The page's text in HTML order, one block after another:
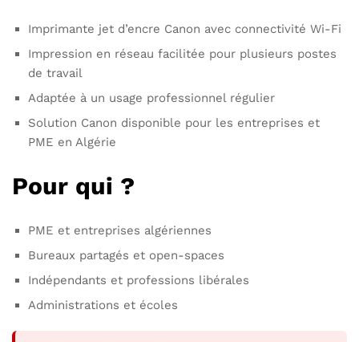
Imprimante jet d’encre Canon avec connectivité Wi-Fi
Impression en réseau facilitée pour plusieurs postes
de travail
Adaptée à un usage professionnel régulier
Solution Canon disponible pour les entreprises et
PME en Algérie
Pour qui ?
PME et entreprises algériennes
Bureaux partagés et open-spaces
Indépendants et professions libérales
Administrations et écoles